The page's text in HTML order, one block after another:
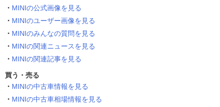
MINIの公式画像を見る
MINIのユーザー画像を見る
MINIのみんなの質問を見る
MINIの関連ニュースを見る
MINIの関連記事を見る
買う・売る
MINIの中古車情報を見る
MINIの中古車相場情報を見る